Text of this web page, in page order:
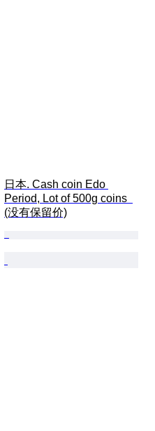
日本. Cash coin Edo
Period, Lot of 500g coins
(没有保留价)